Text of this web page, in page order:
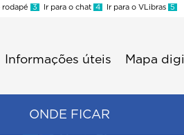
rodapé 3 Ir para o chat 4 Ir para o VLibras 5
Informações úteis Mapa
ONDE FICAR